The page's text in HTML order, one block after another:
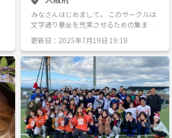
を貸し切って撮影をします！ たまに外ロ
ケも考えてます！ ポトレもコスプレに関
しても特に決まりはなしです！ 仲良しさ
んで集まって、各々好きな衣装や作品の
コスプレをして頂ければと思います！ 初
心者、未経験者OKです！ ③撮影会後に皆
で打ち上げ🍻（好きな人が多ければ) 夜
間に居酒屋で飲み会 または昼間にカフェ
でのんびりお茶会 ※参加自由 ④コスプレ
用の衣装集め、作成 こちらもゆくゆくは
皆で小道具集めたり作成したりもできれ
ばと思います😁 ※参加自由 【参加条
件】 ①年齢制限なし ②性別制限なし ③近
みなさんはじめまして。 このサークルは
文字通り華金を充実させるための集まり
更かししても大丈夫！でも肝心の予定が
ない… そんな時にフラッと参加できるよ
うな存在になれれば幸いです。 今のとこ
ろは居酒屋での飲み会やカラオケをメイ
ンにする予定ですが、リクエストがあれ
ば他のイベントも追加していく予定で
す。 このサークルのために1週間頑張ろ
う！と思ってもらえることが大きな1つの
目標です。 ・途中参加もOKです。きっち
更新日：2025年7月19日 19:18